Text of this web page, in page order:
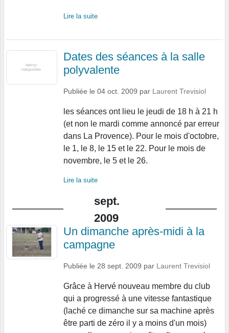
Lire la suite
Dates des séances à la salle
polyvalente
Publiée le 04 oct. 2009 par Laurent Trevisiol
les séances ont lieu le jeudi de 18 h à 21 h
(et non le mardi comme annoncé par erreur
dans La Provence). Pour le mois d'octobre,
le 1, le 8, le 15 et le 22. Pour le mois de
novembre, le 5 et le 26.
Lire la suite
sept.
2009
Un dimanche après-midi à la
campagne
Publiée le 28 sept. 2009 par Laurent Trevisiol
Grâce à Hervé nouveau membre du club
qui a progressé à une vitesse fantastique
(laché ce dimanche sur sa machine après
être parti de zéro il y a moins d'un mois)